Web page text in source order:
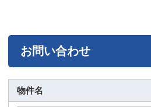
お問い合わせ
物件名